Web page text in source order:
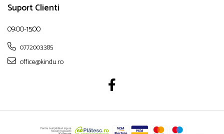
Suport Clienti
09:00-15:00
0772003385
office@kindu.ro